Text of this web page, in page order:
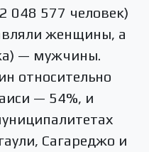
048 577 человек)
женщины, а
— мужчины.
относительно
— 54%, и
Сагареджо и